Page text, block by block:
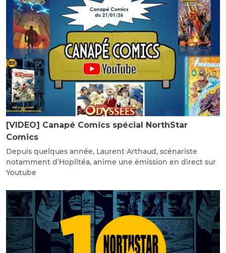
[VIDEO] Canapé Comics spécial NorthStar
Comics
Depuis quelques année, Laurent Arthaud, scénariste
notamment d’Hoplitéa, anime une émission en direct sur
Youtube